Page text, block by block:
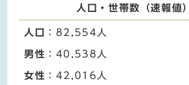
人口・世帯数（速報値）
人口 ：82,554人
男性 ：40,538人
女性 ：42,016人